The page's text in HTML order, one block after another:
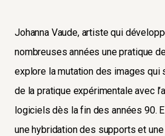
Johanna Vaude, artiste qui
nombreuses années une pratique
explore la mutation des images qui
de la pratique expérimentale avec
logiciels dès la fin des années 90.
une hybridation des supports et